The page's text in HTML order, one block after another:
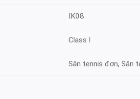
IK08
Class I
Sân tennis đơn, Sân